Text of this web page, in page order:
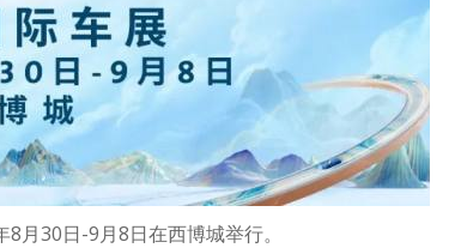
月30日-9月8日在西博城举行。